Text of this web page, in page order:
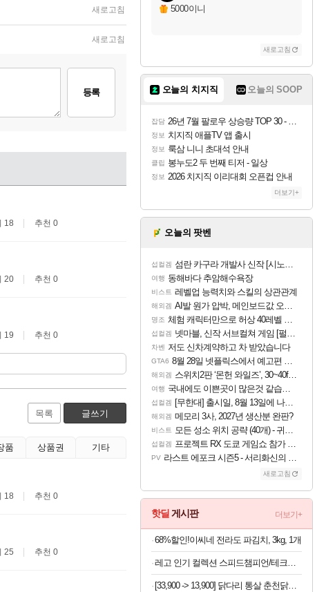
새로고침
새로고침
등록
18 추천 0
20 추천 0
19 추천 0
목록 글쓰기
품 상품권 기타
18 추천 0
25 추천 0
5000이니
새로고침
오늘의 치지직 오늘의 SOOP
잡담 26년 7월 팔로우 상승량 TOP 30 - 월간 치지직
정보 치지직 애플TV 앱 출시
정보 룩삼 니니 초대석 안내
클립 봉누도2 두 번째 티저 - 일상
정보 2026 치지직 이리대회 오픈컵 안내
더보기+
오늘의 팟벤
섭컬겜 섬란 카구라 개발사 신작 [시노비 넥서스] 연내 출시 예정
여행 동해바다 추암해수욕장
비스트 레벨업 능력치와 스킬의 상관관계
해외겜 AI발 원가 압박, 메인보드값 오르나
명조 체험 캐릭터만으로 허상 40레벨 하이와티아 5분 컷!｜에이메스·린네·모니에 명함
섭컬겜 넷마블, 신작 서브컬쳐 게임 [펄 인 블루] 티저 사이트 오픈
차벤 저도 신차계약하고 차 받았습니다
GTA6 8월 28일 넷플릭스에서 예고편 공개 예정
해외겜 스위치2판 ‘몬헌 와일즈’, 30~40fps 목표 추정
여행 국내에도 이쁜곳이 많은것 같습니다
섭컬겜 [무한대] 출시일, 8월 13일에 나오나
해외겜 메모리 3사, 2027년 생산분 완판?
비스트 모든 성소 위치 공략 (40개) - 귀환한 영혼 도전과제
섭컬겜 프로젝트 RX 도쿄 게임쇼 참가 결정
PV 라스트 에포크 시즌5 - 서리화신의 분노 티저
새로고침
핫딜 게시판 더보기+
68%할인!이씨네 전라도 파김치, 3kg, 1개
레고 인기 컬렉션 스피드챔피언/테크닉/아이콘/디즈니 등
[33,900 -> 13,900] 닭다리 통살 춘천닭갈비 500g x 2개